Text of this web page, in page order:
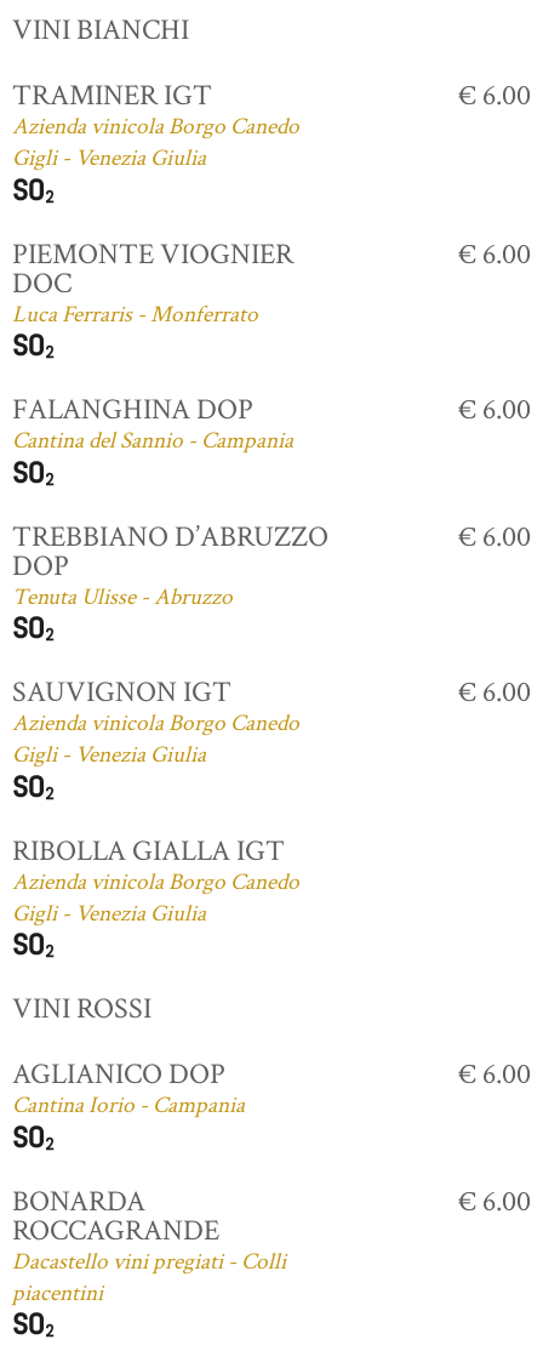
VINI BIANCHI
TRAMINER IGT
Azienda vinicola Borgo Canedo
Gigli - Venezia Giulia
€ 6.00
PIEMONTE VIOGNIER
DOC
Luca Ferraris - Monferrato
€ 6.00
FALANGHINA DOP
Cantina del Sannio - Campania
€ 6.00
TREBBIANO D’ABRUZZO
DOP
Tenuta Ulisse - Abruzzo
€ 6.00
SAUVIGNON IGT
Azienda vinicola Borgo Canedo
Gigli - Venezia Giulia
€ 6.00
RIBOLLA GIALLA IGT
Azienda vinicola Borgo Canedo
Gigli - Venezia Giulia
VINI ROSSI
AGLIANICO DOP
Cantina Iorio - Campania
€ 6.00
BONARDA
ROCCAGRANDE
Dacastello vini pregiati - Colli
piacentini
€ 6.00